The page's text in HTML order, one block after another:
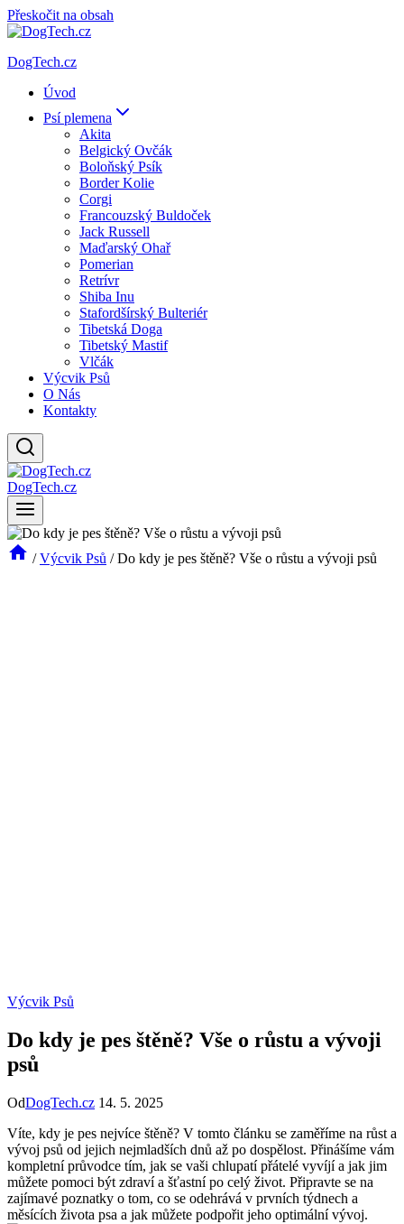
Přeskočit na obsah
DogTech.cz
Úvod
Psí plemena
Akita
Belgický Ovčák
Boloňský Psík
Border Kolie
Corgi
Francouzský Buldoček
Jack Russell
Maďarský Ohař
Pomerian
Retrívr
Shiba Inu
Stafordšírský Bulteriér
Tibetská Doga
Tibetský Mastif
Vlčák
Výcvik Psů
O Nás
Kontakty
DogTech.cz
/ Výcvik Psů / Do kdy je pes štěně? Vše o růstu a vývoji psů
Výcvik Psů
Do kdy je pes štěně? Vše o růstu a vývoji
psů
OdDogTech.cz 14. 5. 2025
Víte, kdy je pes nejvíce štěně? V tomto článku se zaměříme na růst a
vývoj psů od jejich nejmladších dnů až po dospělost. Přinášíme vám
kompletní průvodce tím, jak se vaši chlupatí přátelé vyvíjí a jak jim
můžete pomoci být zdraví a šťastní po celý život. Připravte se na
zajímavé poznatky o tom, co se odehrává v prvních týdnech a
měsících života psa a jak můžete podpořit jeho optimální vývoj.